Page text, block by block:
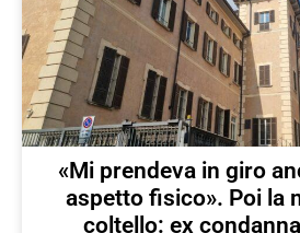
«Mi prendeva in giro
aspetto fisico». Poi la
coltello: ex